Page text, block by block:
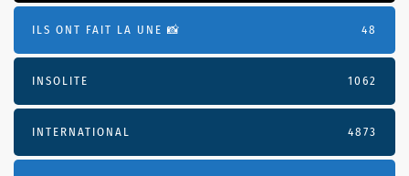
ILS ONT FAIT LA UNE 📸 48
INSOLITE 1062
INTERNATIONAL 4873